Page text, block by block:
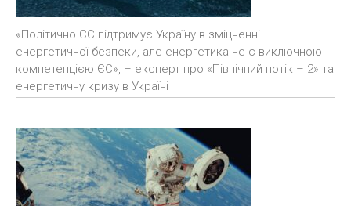
«Політично ЄС підтримує Україну в зміцненні
енергетичної безпеки, але енергетика не є виключною
компетенцією ЄС», – експерт про «Північний потік – 2» та
енергетичну кризу в Україні